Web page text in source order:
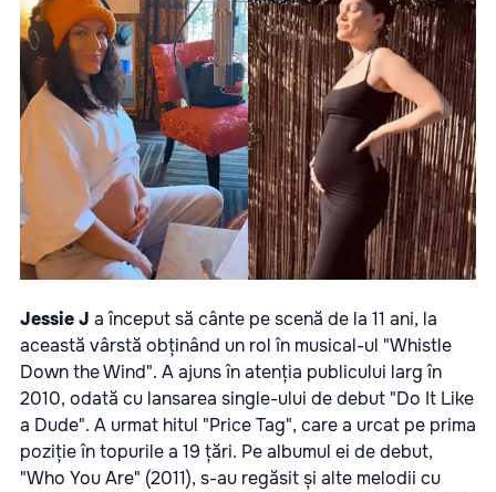
Jessie J a început să cânte pe scenă de la 11 ani, la
această vârstă obținând un rol în musical-ul "Whistle
Down the Wind". A ajuns în atenția publicului larg în
2010, odată cu lansarea single-ului de debut "Do It Like
a Dude". A urmat hitul "Price Tag", care a urcat pe prima
poziție în topurile a 19 țări. Pe albumul ei de debut,
"Who You Are" (2011), s-au regăsit și alte melodii cu